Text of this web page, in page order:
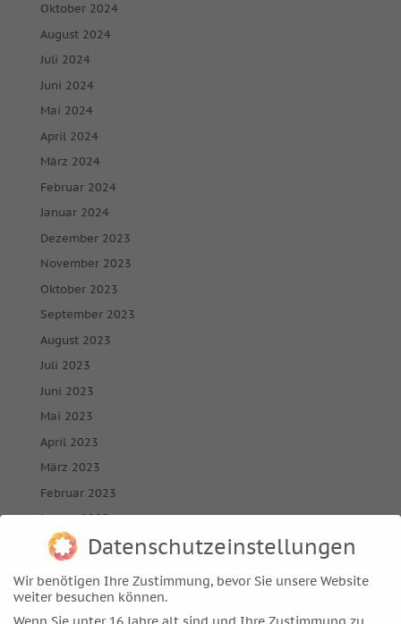
Oktober 2024
August 2024
Juli 2024
Juni 2024
Mai 2024
April 2024
März 2024
Februar 2024
Januar 2024
Dezember 2023
November 2023
Oktober 2023
September 2023
August 2023
Juli 2023
Juni 2023
Mai 2023
April 2023
März 2023
Februar 2023
Januar 2023
Dezember 2022
Oktober 2022
September 2022
Datenschutzeinstellungen
Wir benötigen Ihre Zustimmung, bevor Sie unsere Website
weiter besuchen können.